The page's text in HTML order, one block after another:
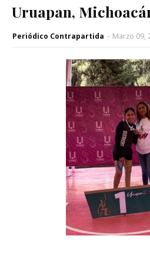
Uruapan,
Periódico Contrapartida - Marzo 09,